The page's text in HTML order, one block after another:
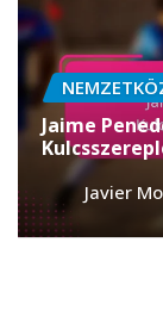
Jaime
Javier